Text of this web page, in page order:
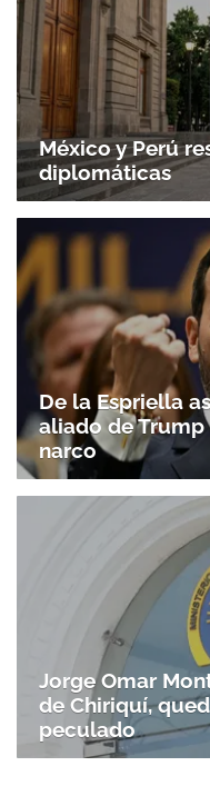
México y Perú
diplomáticas
De la Espriella
aliado de
narco
Jorge Omar
de Chiriquí,
peculado